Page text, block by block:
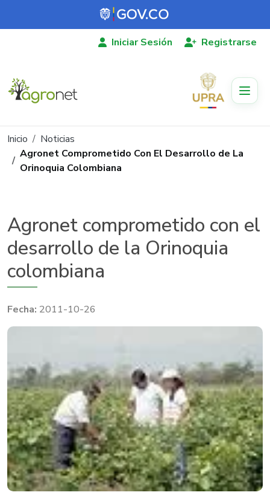
Pasar al contenido principal
Iniciar Sesión Registrarse
Ruta de navegación
Inicio
Noticias
Agronet Comprometido Con El Desarrollo de La
Orinoquia Colombiana
Agronet comprometido con el
desarrollo de la Orinoquia
colombiana
2011-10-26